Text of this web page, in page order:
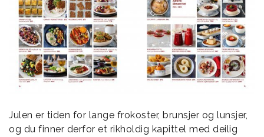
Julen er tiden for lange frokoster, brunsjer og lunsjer,
og du finner derfor et rikholdig kapittel med deilig